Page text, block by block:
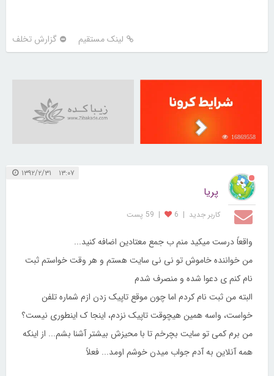
لینک مستقیم گزارش تخلف
16869558
۱۳:۰۷ ۱۳۹۲/۲/۳۱
پریا
کاربر جديد |
6
| 59 پست
واقعاً درست میکید منم ب جمع معتادین اضافه کنید...
من خواننده خاموش تو نی نی سایت هستم و هر وقت خواستم ثبت
نام کنم ی دعوا شده و منصرف شدم
البته من ثبت نام کردم اما چون موقع تاپیک زدن ازم شماره تلفن
خواست، واسه همین هیچوقت تاپیک نزدم، اینجا ک اینطوری نیست؟
من برم کمی تو سایت بچرخم تا با محیزش بیشتر آشنا بشم... از اینکه
همه آنلاین به آدم جواب میدن خوشم اومد... فعلاً